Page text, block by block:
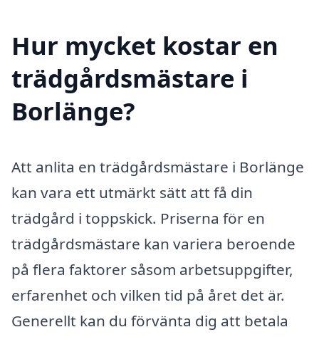
Hur mycket kostar en
trädgårdsmästare i
Borlänge?
Att anlita en trädgårdsmästare i Borlänge
kan vara ett utmärkt sätt att få din
trädgård i toppskick. Priserna för en
trädgårdsmästare kan variera beroende
på flera faktorer såsom arbetsuppgifter,
erfarenhet och vilken tid på året det är.
Generellt kan du förvänta dig att betala